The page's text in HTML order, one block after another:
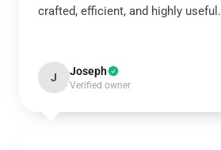
crafted, efficient, and highly useful.
J Joseph
Verified owner